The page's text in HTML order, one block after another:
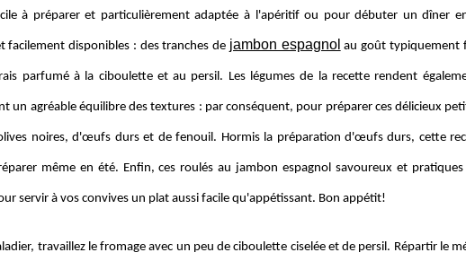
à préparer et particulièrement adaptée à l'apéritif ou pour débuter un dîner
facilement disponibles : des tranches de jambon espagnol au goût typiquement
parfumé à la ciboulette et au persil. Les légumes de la recette rendent
un agréable équilibre des textures : par conséquent, pour préparer ces délicieux
noires, d'œufs durs et de fenouil. Hormis la préparation d'œufs durs, cette
même en été. Enfin, ces roulés au jambon espagnol savoureux et
servir à vos convives un plat aussi facile qu'appétissant. Bon appétit!
travaillez le fromage avec un peu de ciboulette ciselée et de persil. Répartir le